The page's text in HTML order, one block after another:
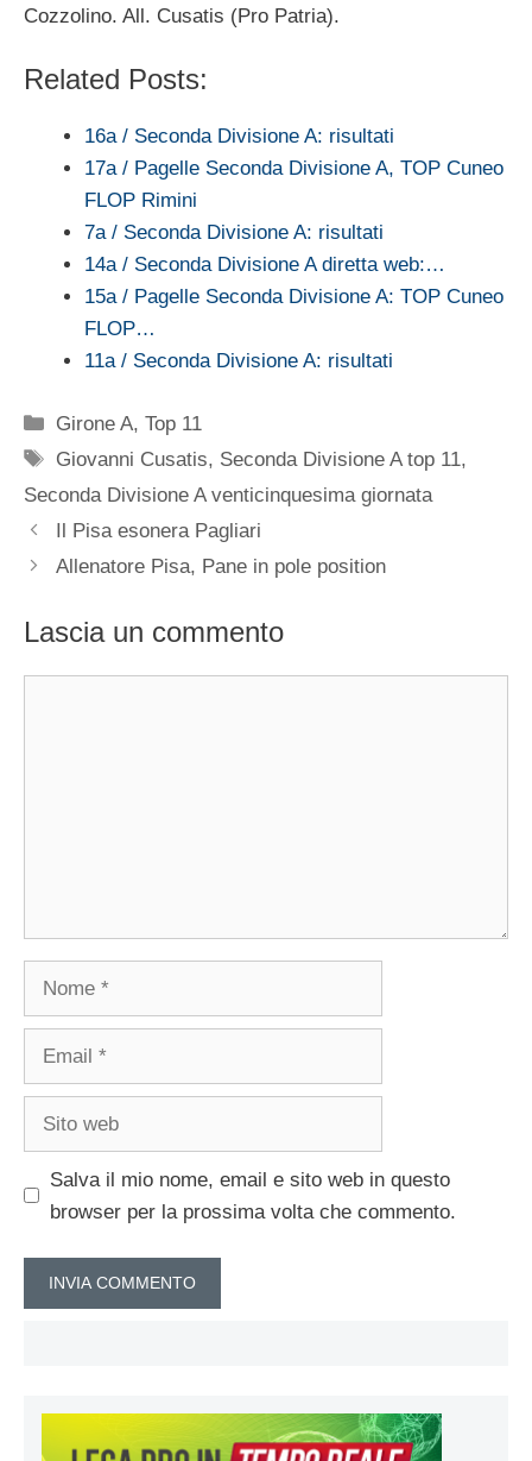
Cozzolino. All. Cusatis (Pro Patria).
Related Posts:
16a / Seconda Divisione A: risultati
17a / Pagelle Seconda Divisione A, TOP Cuneo
FLOP Rimini
7a / Seconda Divisione A: risultati
14a / Seconda Divisione A diretta web:…
15a / Pagelle Seconda Divisione A: TOP Cuneo
FLOP…
11a / Seconda Divisione A: risultati
Categorie
Girone A,Top 11
Tag
Giovanni Cusatis, Seconda Divisione A top 11,
Seconda Divisione A venticinquesima giornata
Il Pisa esonera Pagliari
Allenatore Pisa, Pane in pole position
Lascia un commento
Nome
Email
Sito
Salva il mio nome, email e sito web in questo
browser per la prossima volta che commento.